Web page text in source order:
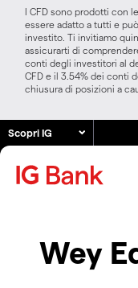
I CFD sono prodotti con
essere adatto a tutti e
investito. Ti invitiamo
assicurarti di
conti degli investitori al
CFD e il 3.54% dei conti
chiusura di posizioni a
Scopri IG
Wey